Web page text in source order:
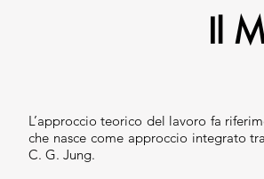
Il
L’approccio teorico del lavoro fa
che nasce come approccio integrato
C. G. Jung.